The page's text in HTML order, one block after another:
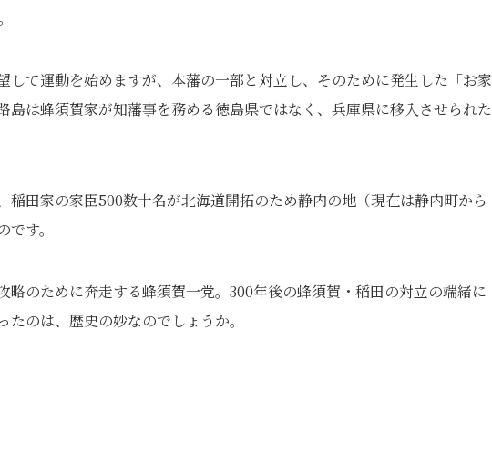
して運動を始めますが、本藩の一部と対立し、そのために発生した「お家
島は蜂須賀家が知藩事を務める徳島県ではなく、兵庫県に移入させられた
稲田家の家臣500数十名が北海道開拓のため静内の地（現在は静内町から
す。
略のために奔走する蜂須賀一党。300年後の蜂須賀・稲田の対立の端緒に
のは、歴史の妙なのでしょうか。